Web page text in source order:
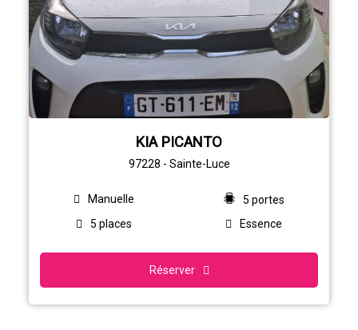
KIA PICANTO
97228 - Sainte-Luce
Manuelle
5 portes
5 places
Essence
Réserver